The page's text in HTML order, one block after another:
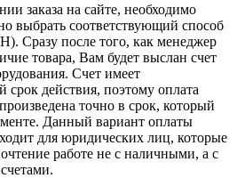
заказа на сайте, необходимо
выбрать соответствующий способ
Сразу после того, как менеджер
товара, Вам будет выслан счет
Счет имеет
срок действия, поэтому оплата
точно в срок, который
Данный вариант оплаты
для юридических лиц, которые
работе не с наличными, а с